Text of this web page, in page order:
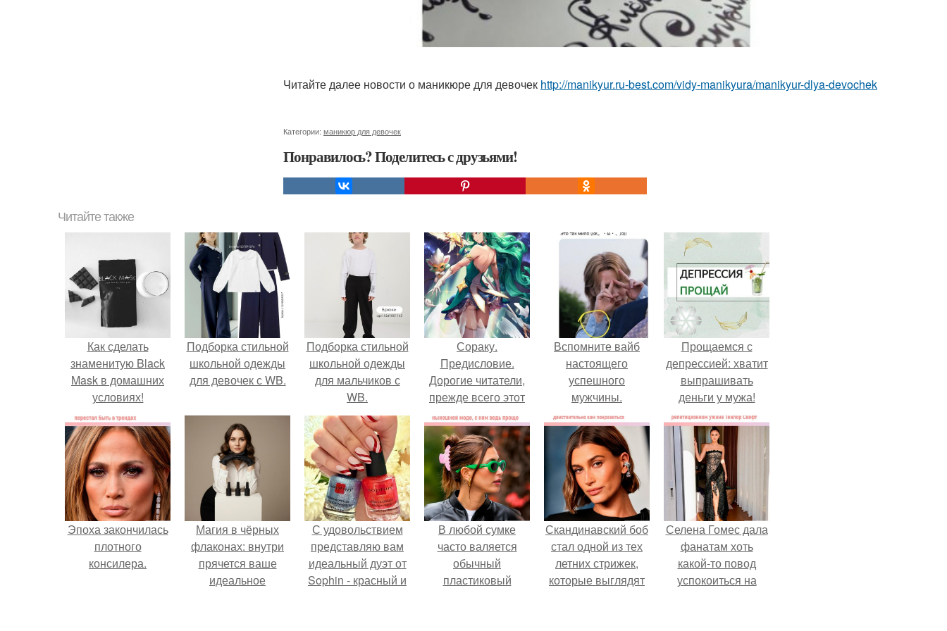
Читайте далее новости о маникюре для девочек http://manikyur.ru-best.com/vidy-manikyura/manikyur-dlya-devochek
Категории: маникюр для девочек
Понравилось? Поделитесь с друзьями!
Читайте также
Как сделать
знаменитую Black
Mask в домашних
условиях!
Подборка стильной
школьной одежды
для девочек с WB.
Подборка стильной
школьной одежды
для мальчиков с
WB.
Сораку.
Предисловие.
Дорогие читатели,
прежде всего этот
гайд предназначен
для прекрасной
половины
человечества - для
девушек.
Вспомните вайб
настоящего
успешного
мужчины.
Прощаемся с
депрессией: хватит
выпрашивать
деньги у мужа!
Эпоха закончилась
плотного
консилера.
Магия в чёрных
флаконах: внутри
прячется ваше
идеальное
С удовольствием
представляю вам
идеальный дуэт от
Sophin - красный и
В любой сумке
часто валяется
обычный
пластиковый
Скандинавский боб
стал одной из тех
летних стрижек,
которые выглядят
Селена Гомес дала
фанатам хоть
какой-то повод
успокоиться на